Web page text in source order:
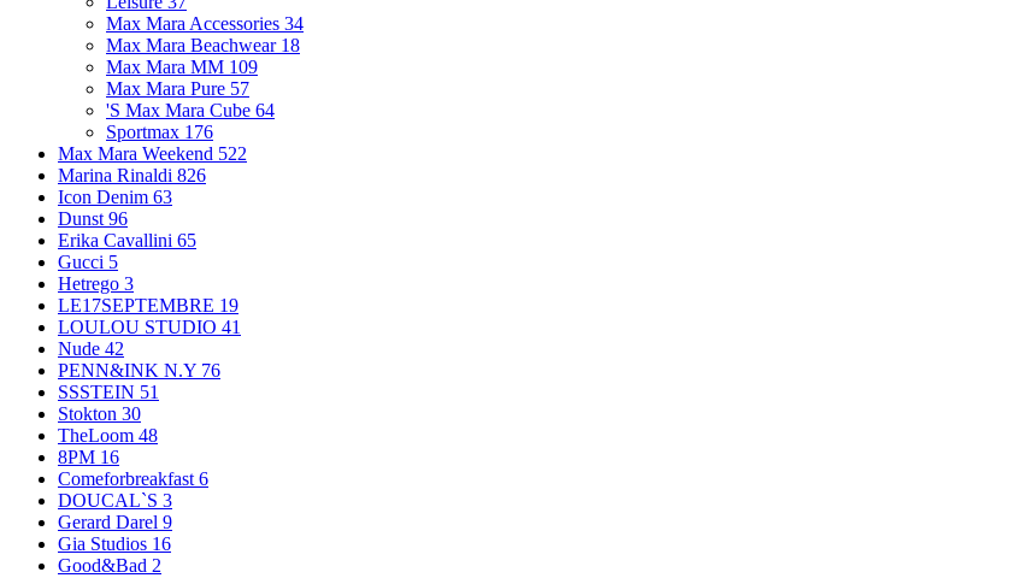
Max Mara Accessories 34
Max Mara Beachwear 18
Max Mara MM 109
Max Mara Pure 57
'S Max Mara Cube 64
Sportmax 176
Max Mara Weekend 522
Marina Rinaldi 826
Icon Denim 63
Dunst 96
Erika Cavallini 65
Gucci 5
Hetrego 3
LE17SEPTEMBRE 19
LOULOU STUDIO 41
Nude 42
PENN&INK N.Y 76
SSSTEIN 51
Stokton 30
TheLoom 48
8PM 16
Comeforbreakfast 6
DOUCAL`S 3
Gerard Darel 9
Gia Studios 16
Good&Bad 2